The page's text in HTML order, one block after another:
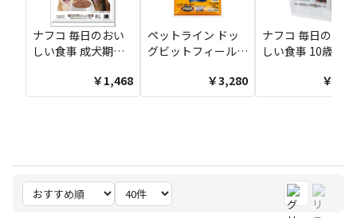
ナフコ 毎日のおい
しい食事 成犬期用
￥1,468
ペットライン ドッ
グビットフィールド
￥3,280
ナフコ 毎日のおい
しい食事 10歳以上
￥